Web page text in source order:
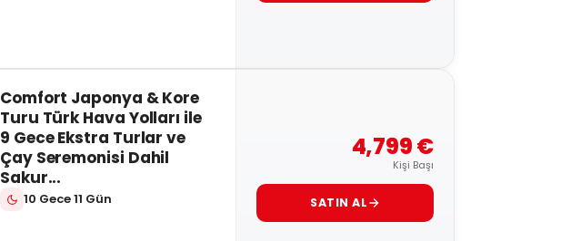
Comfort Japonya & Kore
Turu Türk Hava Yolları ile
9 Gece Ekstra Turlar ve
Çay Seremonisi Dahil
Sakur...
10 Gece 11 Gün
4,799 €
Kişi Başı
SATIN AL